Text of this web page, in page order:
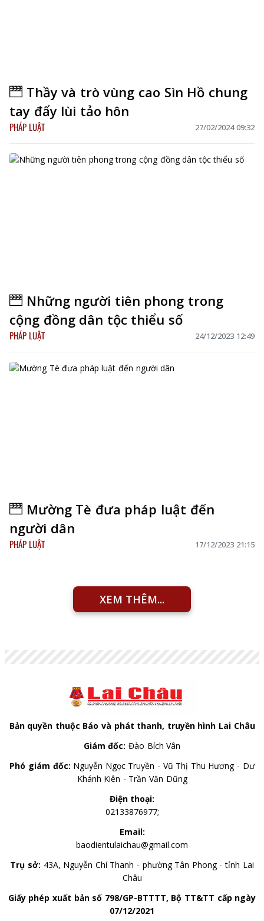
Thầy và trò vùng cao Sìn Hồ chung
tay đẩy lùi tảo hôn
PHÁP LUẬT 27/02/2024 09:32
Những người tiên phong trong
cộng đồng dân tộc thiểu số
PHÁP LUẬT 24/12/2023 12:49
Mường Tè đưa pháp luật đến
người dân
PHÁP LUẬT 17/12/2023 21:15
XEM THÊM...
Bản quyền thuộc Báo và phát thanh, truyền hình Lai Châu
Giám đốc: Đào Bích Vân
Phó giám đốc: Nguyễn Ngọc Truyền - Vũ Thị Thu Hương - Dư
Khánh Kiên - Trần Văn Dũng
Điện thoại:
02133876977;
Email:
baodientulaichau@gmail.com
Trụ sở: 43A, Nguyễn Chí Thanh - phường Tân Phong - tỉnh Lai
Châu
Giấy phép xuất bản số 798/GP-BTTTT, Bộ TT&TT cấp ngày
07/12/2021